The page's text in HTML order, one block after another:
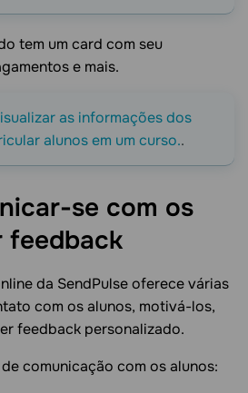
tem um card com seu
e mais.
as informações dos
alunos em um curso..
se com os
feedback
da SendPulse oferece várias
com os alunos, motivá-los,
feedback personalizado.
comunicação com os alunos: